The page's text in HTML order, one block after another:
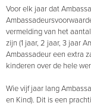
Voor elk jaar dat
vermelding van het
zijn (1 jaar, 2 jaar, 3 jaar
Ambassadeur een extra
kinderen over de hele
Wie vijf jaar lang
en Kind). Dit is een